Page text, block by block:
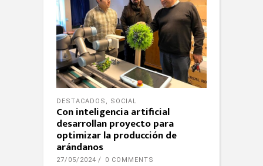
DESTACADOS , SOCIAL
Con inteligencia artificial
desarrollan proyecto para
optimizar la producción de
arándanos
27/05/2024 0 COMMENTS